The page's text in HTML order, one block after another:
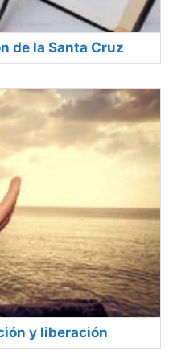
de la Santa Cruz
y liberación